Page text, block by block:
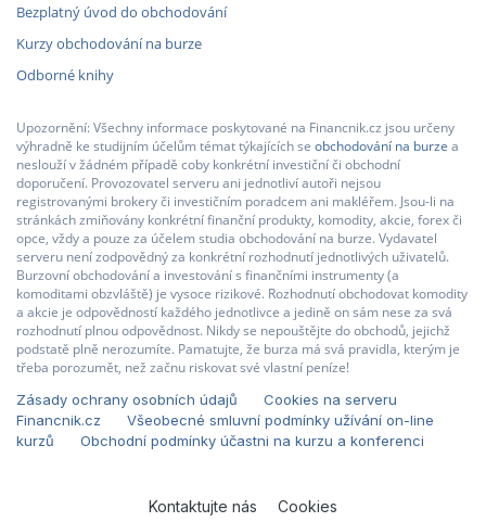
Bezplatný úvod do obchodování
Kurzy obchodování na burze
Odborné knihy
Upozornění: Všechny informace poskytované na Financnik.cz jsou určeny
výhradně ke studijním účelům témat týkajících se obchodování na burze a
neslouží v žádném případě coby konkrétní investiční či obchodní
doporučení. Provozovatel serveru ani jednotliví autoři nejsou
registrovanými brokery či investičním poradcem ani makléřem. Jsou-li na
stránkách zmiňovány konkrétní finanční produkty, komodity, akcie, forex či
opce, vždy a pouze za účelem studia obchodování na burze. Vydavatel
serveru není zodpovědný za konkrétní rozhodnutí jednotlivých uživatelů.
Burzovní obchodování a investování s finančními instrumenty (a
komoditami obzvláště) je vysoce rizikové. Rozhodnutí obchodovat komodity
a akcie je odpovědností každého jednotlivce a jedině on sám nese za svá
rozhodnutí plnou odpovědnost. Nikdy se nepouštějte do obchodů, jejichž
podstatě plně nerozumíte. Pamatujte, že burza má svá pravidla, kterým je
třeba porozumět, než začnu riskovat své vlastní peníze!
Zásady ochrany osobních údajů
Cookies na serveru
Financnik.cz
Všeobecné smluvní podmínky užívání on-line
kurzů
Obchodní podmínky účastni na kurzu a konferenci
Kontaktujte nás Cookies